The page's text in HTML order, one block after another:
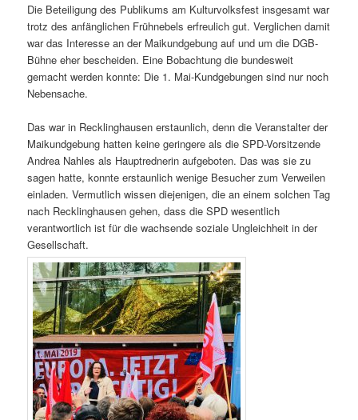
Die Beteiligung des Publikums am Kulturvolksfest insgesamt war
trotz des anfänglichen Frühnebels erfreulich gut. Verglichen damit
war das Interesse an der Maikundgebung auf und um die DGB-
Bühne eher bescheiden. Eine Bobachtung die bundesweit
gemacht werden konnte: Die 1. Mai-Kundgebungen sind nur noch
Nebensache.
Das war in Recklinghausen erstaunlich, denn die Veranstalter der
Maikundgebung hatten keine geringere als die SPD-Vorsitzende
Andrea Nahles als Hauptrednerin aufgeboten. Das was sie zu
sagen hatte, konnte erstaunlich wenige Besucher zum Verweilen
einladen. Vermutlich wissen diejenigen, die an einem solchen Tag
nach Recklinghausen gehen, dass die SPD wesentlich
verantwortlich ist für die wachsende soziale Ungleichheit in der
Gesellschaft.